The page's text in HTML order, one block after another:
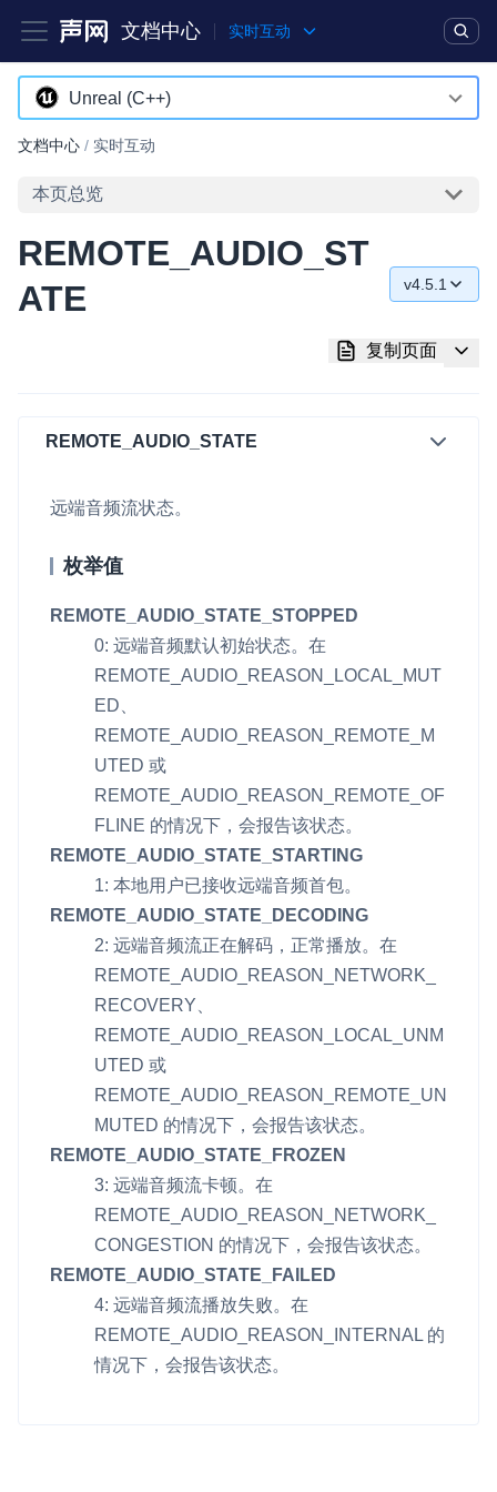
文档中心 实时互动
产品 解决方案
突破传统文字交互模式，与 AI 进行高拟真、自然流畅的实时语
集成实时通信技术，实现更强的实时音视频互动功能、更大的可
一整套高可靠、低时延、高并发、安全、全球化的即时聊天云服
务。
融合 CDN 直播
对接国内外多家 CDN 供应商，提供一个整体播放体验最佳的
CDN 直播方案
媒体流加速
为智能硬件提供优质的媒体流传输，实现人与人、人与物、物与
实时互动扩展能力
实时转录翻译
快速实现实时的语音转写功能
互动白板
快速实现多人实时互动白板协作
微呼叫 NEW
实现智能硬件和微信小程序之间的实时音视频互通
Status Page
集中展示声网主要产品及服务的综合服务质量及可用性信息
内容审核
对实时音频和视频画面进行风险识别，并联动回调和业务处置流
云市场
一站式实时互动模块的选型、购买、账号打通
SDK 拓展插件
Unreal (C++)
Android
iOS
小程序
Electron
React Native
Unreal (C++)
Unreal (Blueprint)
React
文档中心 / 实时互动
本页总览
REMOTE_AUDIO_ST
ATE
v4.5.1
复制页面
REMOTE_AUDIO_STATE
远端音频流状态。
枚举值
REMOTE_AUDIO_STATE_STOPPED
0: 远端音频默认初始状态。在
REMOTE_AUDIO_REASON_LOCAL_MUT
ED
REMOTE_AUDIO_REASON_REMOTE_M
UTED 或
REMOTE_AUDIO_REASON_REMOTE_OF
FLINE 的情况下，会报告该状态。
REMOTE_AUDIO_STATE_STARTING
1: 本地用户已接收远端音频首包。
REMOTE_AUDIO_STATE_DECODING
2: 远端音频流正在解码，正常播放。在
REMOTE_AUDIO_REASON_NETWORK_
RECOVERY
REMOTE_AUDIO_REASON_LOCAL_UNM
UTED 或
REMOTE_AUDIO_REASON_REMOTE_UN
MUTED 的情况下，会报告该状态。
REMOTE_AUDIO_STATE_FROZEN
3: 远端音频流卡顿。在
REMOTE_AUDIO_REASON_NETWORK_
CONGESTION 的情况下，会报告该状态。
REMOTE_AUDIO_STATE_FAILED
4: 远端音频流播放失败。在
REMOTE_AUDIO_REASON_INTERNAL 的
情况下，会报告该状态。